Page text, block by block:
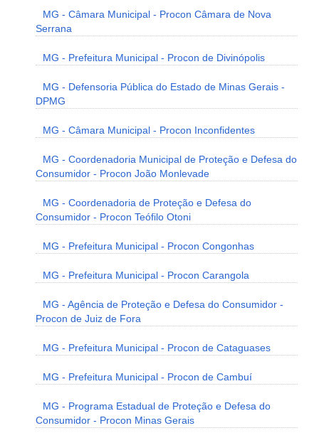
MG - Câmara Municipal - Procon Câmara de Nova
Serrana
MG - Prefeitura Municipal - Procon de Divinópolis
MG - Defensoria Pública do Estado de Minas Gerais -
DPMG
MG - Câmara Municipal - Procon Inconfidentes
MG - Coordenadoria Municipal de Proteção e Defesa do
Consumidor - Procon João Monlevade
MG - Coordenadoria de Proteção e Defesa do
Consumidor - Procon Teófilo Otoni
MG - Prefeitura Municipal - Procon Congonhas
MG - Prefeitura Municipal - Procon Carangola
MG - Agência de Proteção e Defesa do Consumidor -
Procon de Juiz de Fora
MG - Prefeitura Municipal - Procon de Cataguases
MG - Prefeitura Municipal - Procon de Cambuí
MG - Programa Estadual de Proteção e Defesa do
Consumidor - Procon Minas Gerais